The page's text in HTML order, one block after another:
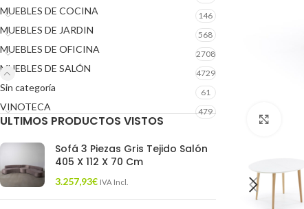
MUEBLES DE COCINA 146
MUEBLES DE JARDIN 568
MUEBLES DE OFICINA 2708
MUEBLES DE SALÓN 4729
Sin categoría 61
VINOTECA 479
ULTIMOS PRODUCTOS VISTOS
Sofá 3 Piezas Gris Tejido Salón
405 X 112 X 70 Cm
3.257,93€ IVA Incl.